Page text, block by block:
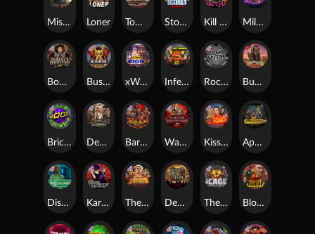
Kill Em All
Blood Diamond
Dead Men Walking
Stockholm Syndrome
Apocalypse Super xNudge
Loner Tombstone No Mercy
Kiss My Chainsaw
Rock Bottom
The Cage
xWays Hoarder 2
Bounty Hunters xNudge®
Brick Snake 2000 Warrior Graveyard xNudge
Barbarian Fury
Deadwood xNudge
Disturbed
Buffalo Hunter
Milky Ways
Infectious 5 xWays
Misery Mining
Karen Maneater
Bushido Way xNudge
The Border